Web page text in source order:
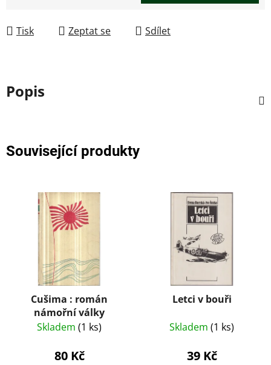
Tisk Zeptat se Sdílet
Popis
Související produkty
Cušima : román
námořní války
Skladem (1 ks)
80 Kč
Letci v bouři
Skladem (1 ks)
39 Kč